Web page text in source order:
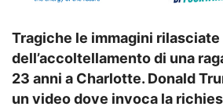
Tragiche le immagini rilasciate
dell’accoltellamento di una
23 anni a Charlotte. Donald
un video dove invoca la